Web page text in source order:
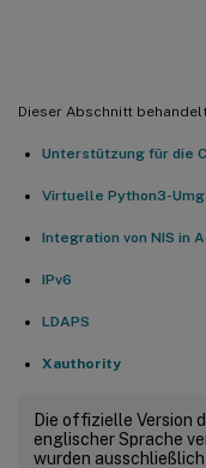
Dieser Abschnitt
Unterstützung für die
Virtuelle Python3-
Integration von NIS in
IPv6
LDAPS
Xauthority
Die offizielle Version
englischer Sprache
wurden